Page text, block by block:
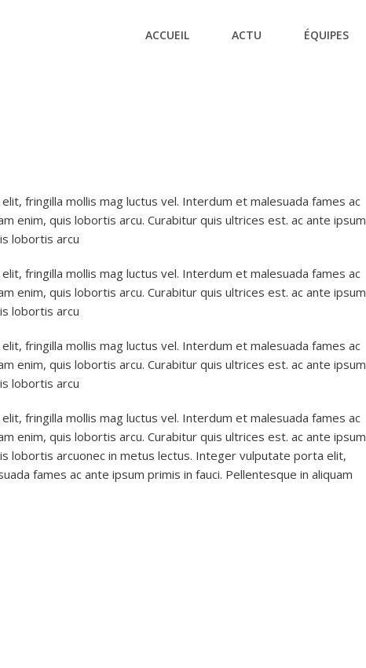
ACCUEIL ACTU ÉQUIPES
fringilla mollis mag luctus vel. Interdum et malesuada fames ac
enim, quis lobortis arcu. Curabitur quis ultrices est. ac ante ipsum
lobortis arcu
fringilla mollis mag luctus vel. Interdum et malesuada fames ac
enim, quis lobortis arcu. Curabitur quis ultrices est. ac ante ipsum
lobortis arcu
fringilla mollis mag luctus vel. Interdum et malesuada fames ac
enim, quis lobortis arcu. Curabitur quis ultrices est. ac ante ipsum
lobortis arcu
fringilla mollis mag luctus vel. Interdum et malesuada fames ac
enim, quis lobortis arcu. Curabitur quis ultrices est. ac ante ipsum
lobortis arcuonec in metus lectus. Integer vulputate porta elit,
fames ac ante ipsum primis in fauci. Pellentesque in aliquam